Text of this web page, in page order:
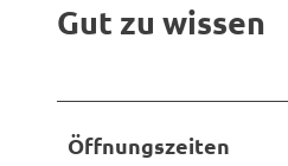
Gut zu wissen
Öffnungszeiten